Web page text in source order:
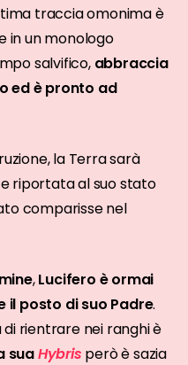
traccia omonima è
in un monologo
salvifico, abbraccia
ed è pronto ad
la Terra sarà
riportata al suo stato
comparisse nel
,Lucifero è ormai
il posto di suo Padre.
rientrare nei ranghi è
suaHybris però è sazia